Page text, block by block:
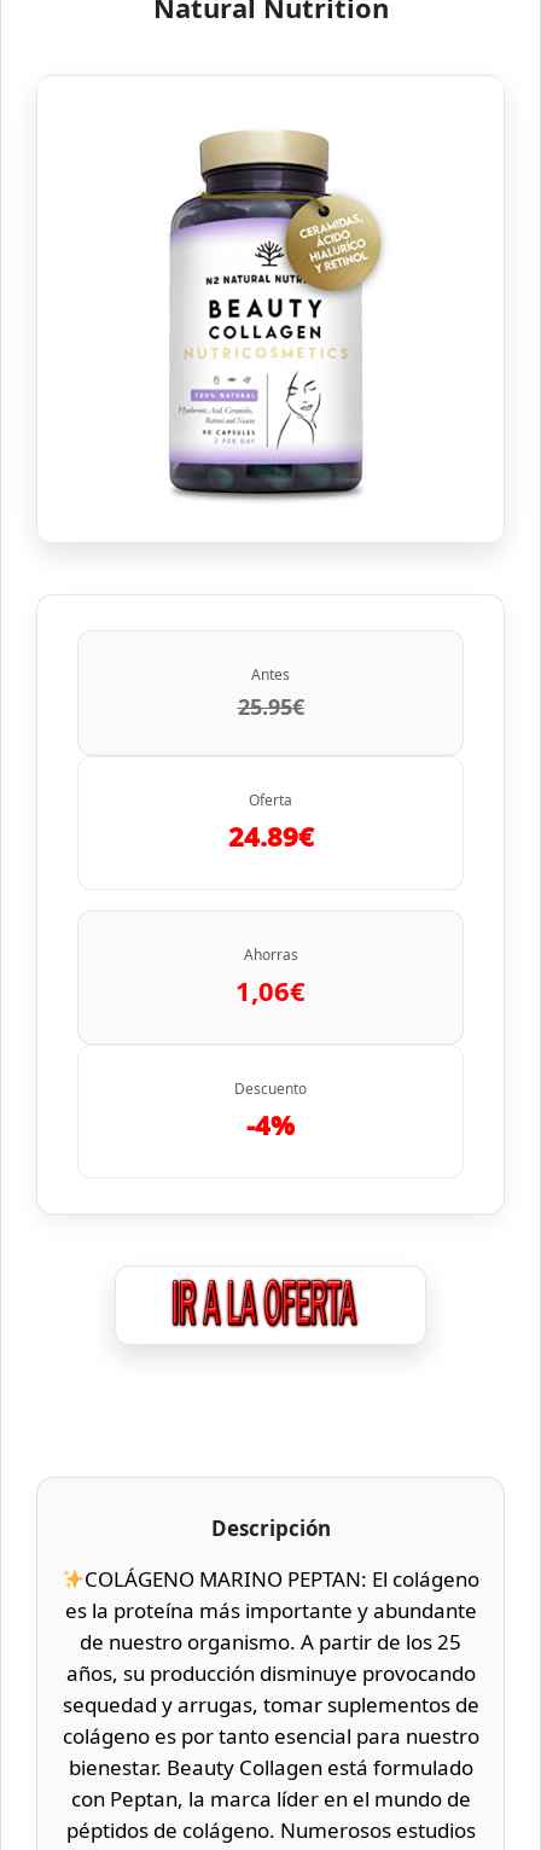
Antes
25.95€
Oferta
24.89€
Ahorras
1,06€
Descuento
-4%
Descripción
COLÁGENO MARINO PEPTAN: El colágeno
es la proteína más importante y abundante
de nuestro organismo. A partir de los 25
años, su producción disminuye provocando
sequedad y arrugas, tomar suplementos de
colágeno es por tanto esencial para nuestro
bienestar. Beauty Collagen está formulado
con Peptan, la marca líder en el mundo de
péptidos de colágeno. Numerosos estudios